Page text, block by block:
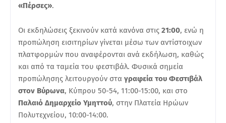
«Πέρσες».
Οι εκδηλώσεις ξεκινούν κατά κανόνα στις 21:00, ενώ η
προπώληση εισιτηρίων γίνεται μέσω των αντίστοιχων
πλατφορμών που αναφέρονται ανά εκδήλωση, καθώς
και από τα ταμεία του φεστιβάλ. Φυσικά σημεία
προπώλησης λειτουργούν στα γραφεία του Φεστιβάλ
στον Βύρωνα, Κύπρου 50-54, 11:00-15:00, και στο
Παλαιό Δημαρχείο Υμηττού, στην Πλατεία Ηρώων
Πολυτεχνείου, 10:00-14:00.